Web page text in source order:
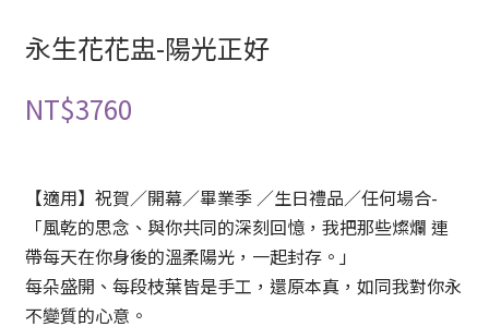
永生花花盅-陽光正好
NT$3760
【適用】祝賀／開幕／畢業季 ／生日禮品／任何場合-
「風乾的思念、與你共同的深刻回憶，我把那些燦爛 連
帶每天在你身後的溫柔陽光，一起封存。」
每朵盛開、每段枝葉皆是手工，還原本真，如同我對你永
不變質的心意。